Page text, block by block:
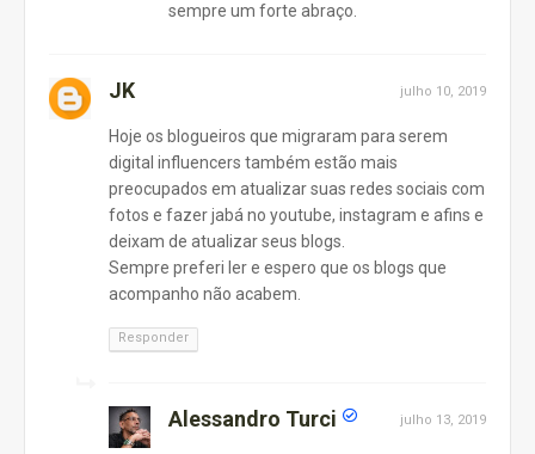
sempre um forte abraço.
JK julho 10, 2019
Hoje os blogueiros que migraram para serem
digital influencers também estão mais
preocupados em atualizar suas redes sociais com
fotos e fazer jabá no youtube, instagram e afins e
deixam de atualizar seus blogs.
Sempre preferi ler e espero que os blogs que
acompanho não acabem.
Responder
Alessandro Turci julho 13, 2019